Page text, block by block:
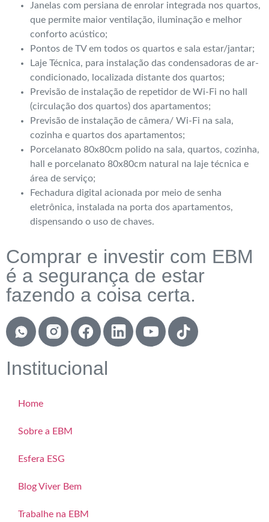
Janelas com persiana de enrolar integrada nos quartos,
que permite maior ventilação, iluminação e melhor
conforto acústico;
Pontos de TV em todos os quartos e sala estar/jantar;
Laje Técnica, para instalação das condensadoras de ar-
condicionado, localizada distante dos quartos;
Previsão de instalação de repetidor de Wi-Fi no hall
(circulação dos quartos) dos apartamentos;
Previsão de instalação de câmera/ Wi-Fi na sala,
cozinha e quartos dos apartamentos;
Porcelanato 80x80cm polido na sala, quartos, cozinha,
hall e porcelanato 80x80cm natural na laje técnica e
área de serviço;
Fechadura digital acionada por meio de senha
eletrônica, instalada na porta dos apartamentos,
dispensando o uso de chaves.
Comprar e investir com EBM
é a segurança de estar
fazendo a coisa certa.
Institucional
Home
Sobre a EBM
Esfera ESG
Blog Viver Bem
Trabalhe na EBM